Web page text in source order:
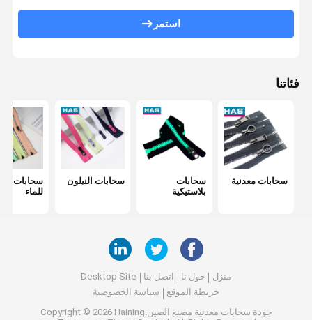
استمر
فئاتنا
سحابات معدنية
سحابات
بلاستيكية
سحابات النيلون
سحابات
للماء
منزل حول نا اتصل بنا
Desktop Site
خريطة الموقع
سياسة الخصوصية
جودة سحابات معدنية
مصنع الصين.Copyright © 2026 Haining